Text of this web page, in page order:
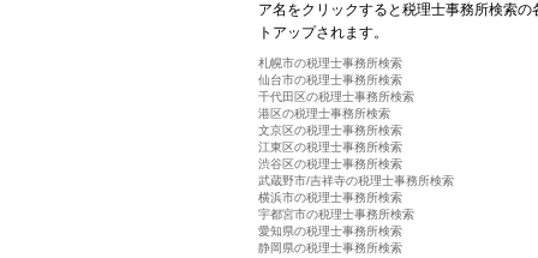
ア名をクリックすると税理士事務所検索
トアップされます。
札幌市の税理士事務所検索
仙台市の税理士事務所検索
千代田区の税理士事務所検索
港区の税理士事務所検索
文京区の税理士事務所検索
江東区の税理士事務所検索
渋谷区の税理士事務所検索
武蔵野市/吉祥寺の税理士事務所検索
横浜市の税理士事務所検索
宇都宮市の税理士事務所検索
愛知県の税理士事務所検索
静岡県の税理士事務所検索